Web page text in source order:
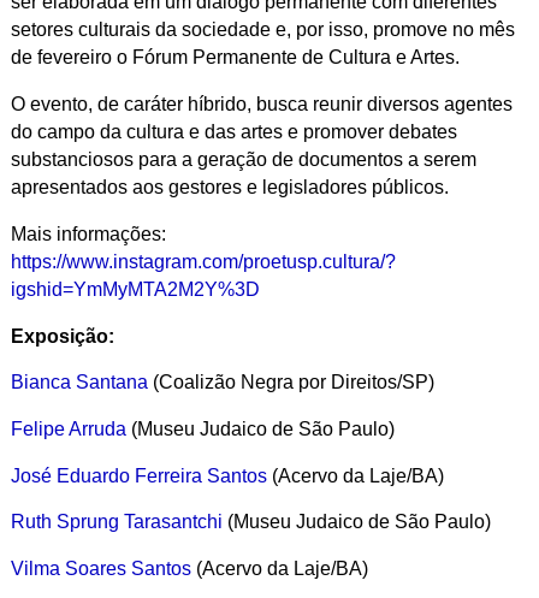
setores culturais da sociedade e, por isso, promove no mês
de fevereiro o Fórum Permanente de Cultura e Artes.
O evento, de caráter híbrido, busca reunir diversos agentes
do campo da cultura e das artes e promover debates
substanciosos para a geração de documentos a serem
apresentados aos gestores e legisladores públicos.
Mais informações:
https://www.instagram.com/proetusp.cultura/?
igshid=YmMyMTA2M2Y%3D
Exposição:
Bianca Santana (Coalizão Negra por Direitos/SP)
Felipe Arruda (Museu Judaico de São Paulo)
José Eduardo Ferreira Santos(Acervo da Laje/BA)
Ruth Sprung Tarasantchi (Museu Judaico de São Paulo)
Vilma Soares Santos(Acervo da Laje/BA)